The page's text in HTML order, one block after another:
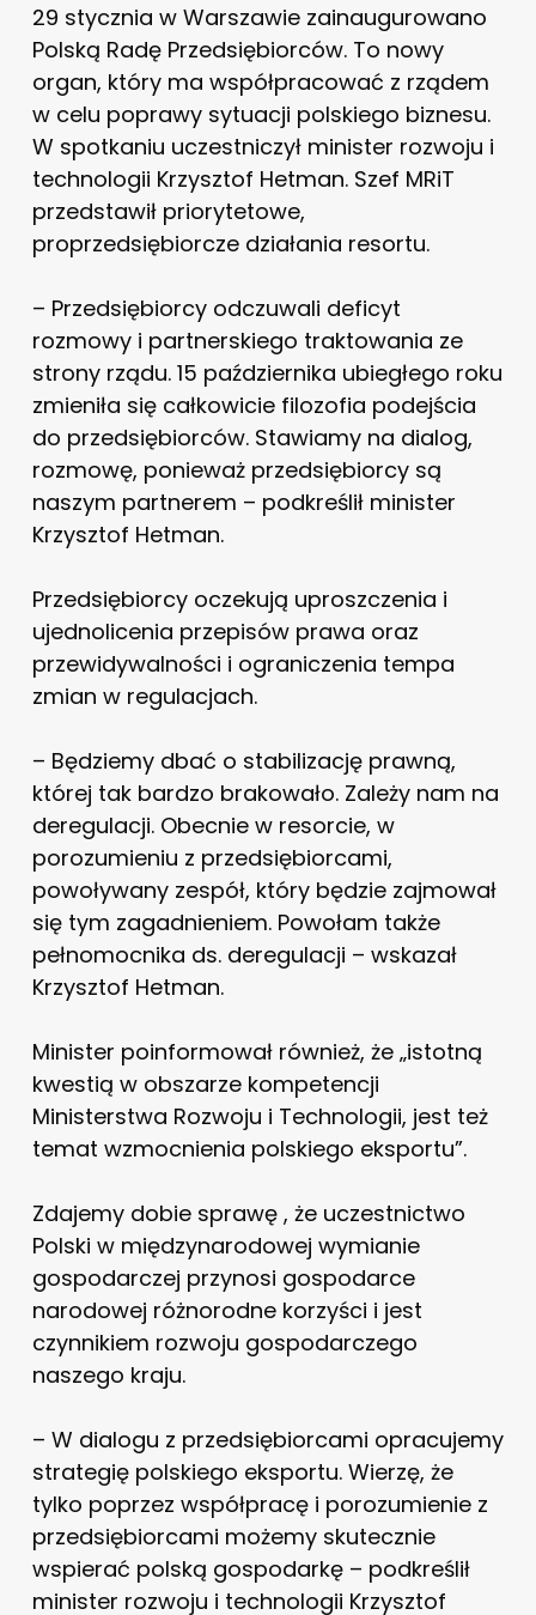
29 stycznia w Warszawie zainaugurowano
Polską Radę Przedsiębiorców. To nowy
organ, który ma współpracować z rządem
w celu poprawy sytuacji polskiego biznesu.
W spotkaniu uczestniczył minister rozwoju i
technologii Krzysztof Hetman. Szef MRiT
przedstawił priorytetowe,
proprzedsiębiorcze działania resortu.
– Przedsiębiorcy odczuwali deficyt
rozmowy i partnerskiego traktowania ze
strony rządu. 15 października ubiegłego roku
zmieniła się całkowicie filozofia podejścia
do przedsiębiorców. Stawiamy na dialog,
rozmowę, ponieważ przedsiębiorcy są
naszym partnerem – podkreślił minister
Krzysztof Hetman.
Przedsiębiorcy oczekują uproszczenia i
ujednolicenia przepisów prawa oraz
przewidywalności i ograniczenia tempa
zmian w regulacjach.
– Będziemy dbać o stabilizację prawną,
której tak bardzo brakowało. Zależy nam na
deregulacji. Obecnie w resorcie, w
porozumieniu z przedsiębiorcami,
powoływany zespół, który będzie zajmował
się tym zagadnieniem. Powołam także
pełnomocnika ds. deregulacji – wskazał
Krzysztof Hetman.
Minister poinformował również, że „istotną
kwestią w obszarze kompetencji
Ministerstwa Rozwoju i Technologii, jest też
temat wzmocnienia polskiego eksportu”.
Zdajemy dobie sprawę , że uczestnictwo
Polski w międzynarodowej wymianie
gospodarczej przynosi gospodarce
narodowej różnorodne korzyści i jest
czynnikiem rozwoju gospodarczego
naszego kraju.
– W dialogu z przedsiębiorcami opracujemy
strategię polskiego eksportu. Wierzę, że
tylko poprzez współpracę i porozumienie z
przedsiębiorcami możemy skutecznie
wspierać polską gospodarkę – podkreślił
minister rozwoju i technologii Krzysztof